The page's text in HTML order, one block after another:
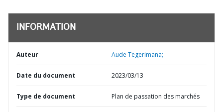
INFORMATION
Auteur Aude Tegerimana;
Date du document 2023/03/13
Type de document Plan de passation des marchés